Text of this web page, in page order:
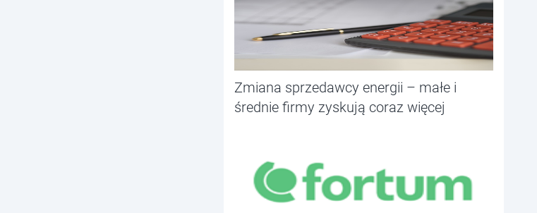
Zmiana sprzedawcy energii – małe i
średnie firmy zyskują coraz więcej